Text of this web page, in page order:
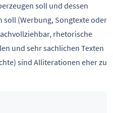
soll und dessen
soll (Werbung, Songtexte oder
rhetorische
und sehr sachlichen Texten
sind Alliterationen eher zu